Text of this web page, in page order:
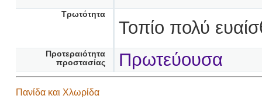
Τρωτότητα
Τοπίο πολύ
Προτεραιότητα
προστασίας
Πρωτεύουσα
Πανίδα και Χλωρίδα